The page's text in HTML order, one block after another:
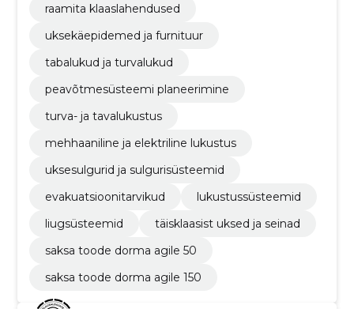
raamita klaaslahendused
uksekäepidemed ja furnituur
tabalukud ja turvalukud
peavõtmesüsteemi planeerimine
turva- ja tavalukustus
mehhaaniline ja elektriline lukustus
uksesulgurid ja sulgurisüsteemid
evakuatsioonitarvikud
lukustussüsteemid
liugsüsteemid
täisklaasist uksed ja seinad
saksa toode dorma agile 50
saksa toode dorma agile 150